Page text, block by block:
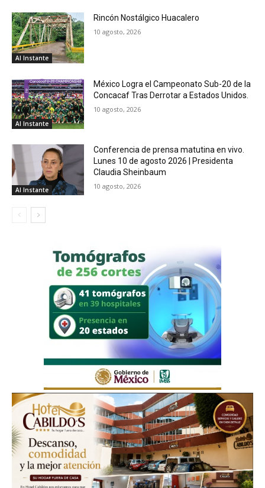
Al Instante
Rincón Nostálgico Huacalero
10 agosto, 2026
Al Instante
México Logra el Campeonato Sub-20 de la
Concacaf Tras Derrotar a Estados Unidos.
10 agosto, 2026
Al Instante
Conferencia de prensa matutina en vivo.
Lunes 10 de agosto 2026 | Presidenta
Claudia Sheinbaum
10 agosto, 2026